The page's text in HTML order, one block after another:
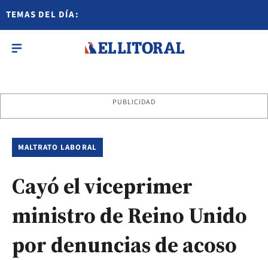
TEMAS DEL DÍA:
PUBLICIDAD
MALTRATO LABORAL
Cayó el viceprimer
ministro de Reino Unido
por denuncias de acoso